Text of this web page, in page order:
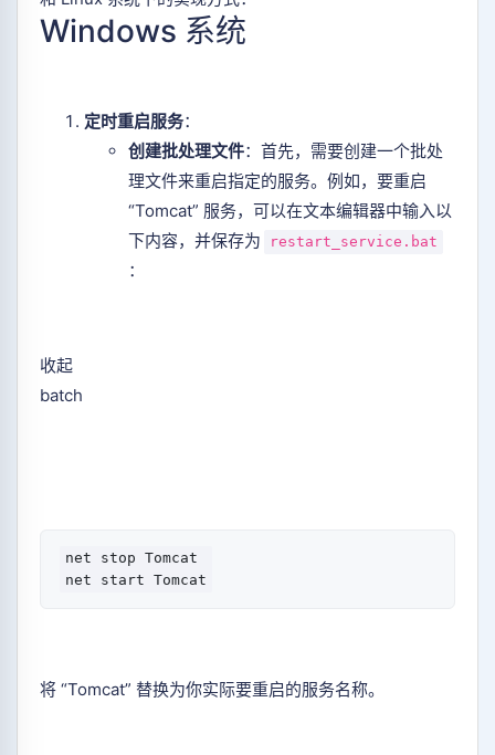
Windows 系统
定时重启服务：
创建批处理文件：首先，需要创建一个批处
理文件来重启指定的服务。例如，要重启
“Tomcat” 服务，可以在文本编辑器中输入以
下内容，并保存为
restart_service.bat
：
收起
batch
net stop Tomcat
将 “Tomcat” 替换为你实际要重启的服务名称。